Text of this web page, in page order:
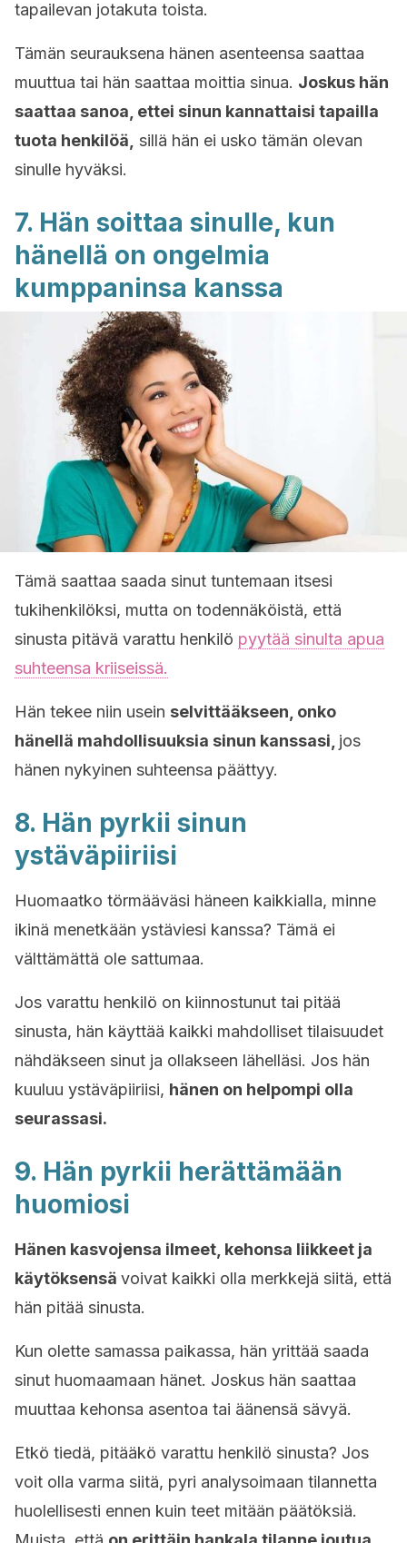
tapailevan jotakuta toista.
Tämän seurauksena hänen asenteensa saattaa
muuttua tai hän saattaa moittia sinua. Joskus hän
saattaa sanoa, ettei sinun kannattaisi tapailla
tuota henkilöä, sillä hän ei usko tämän olevan
sinulle hyväksi.
7. Hän soittaa sinulle, kun
hänellä on ongelmia
kumppaninsa kanssa
Tämä saattaa saada sinut tuntemaan itsesi
tukihenkilöksi, mutta on todennäköistä, että
sinusta pitävä varattu henkilö pyytää sinulta apua
suhteensa kriiseissä.
Hän tekee niin usein selvittääkseen, onko
hänellä mahdollisuuksia sinun kanssasi, jos
hänen nykyinen suhteensa päättyy.
8. Hän pyrkii sinun
ystäväpiiriisi
Huomaatko törmääväsi häneen kaikkialla, minne
ikinä menetkään ystäviesi kanssa? Tämä ei
välttämättä ole sattumaa.
Jos varattu henkilö on kiinnostunut tai pitää
sinusta, hän käyttää kaikki mahdolliset tilaisuudet
nähdäkseen sinut ja ollakseen lähelläsi. Jos hän
kuuluu ystäväpiiriisi, hänen on helpompi olla
seurassasi.
9. Hän pyrkii herättämään
huomiosi
Hänen kasvojensa ilmeet, kehonsa liikkeet ja
käytöksensä voivat kaikki olla merkkejä siitä, että
hän pitää sinusta.
Kun olette samassa paikassa, hän yrittää saada
sinut huomaamaan hänet. Joskus hän saattaa
muuttaa kehonsa asentoa tai äänensä sävyä.
Etkö tiedä, pitääkö varattu henkilö sinusta? Jos
voit olla varma siitä, pyri analysoimaan tilannetta
huolellisesti ennen kuin teet mitään päätöksiä.